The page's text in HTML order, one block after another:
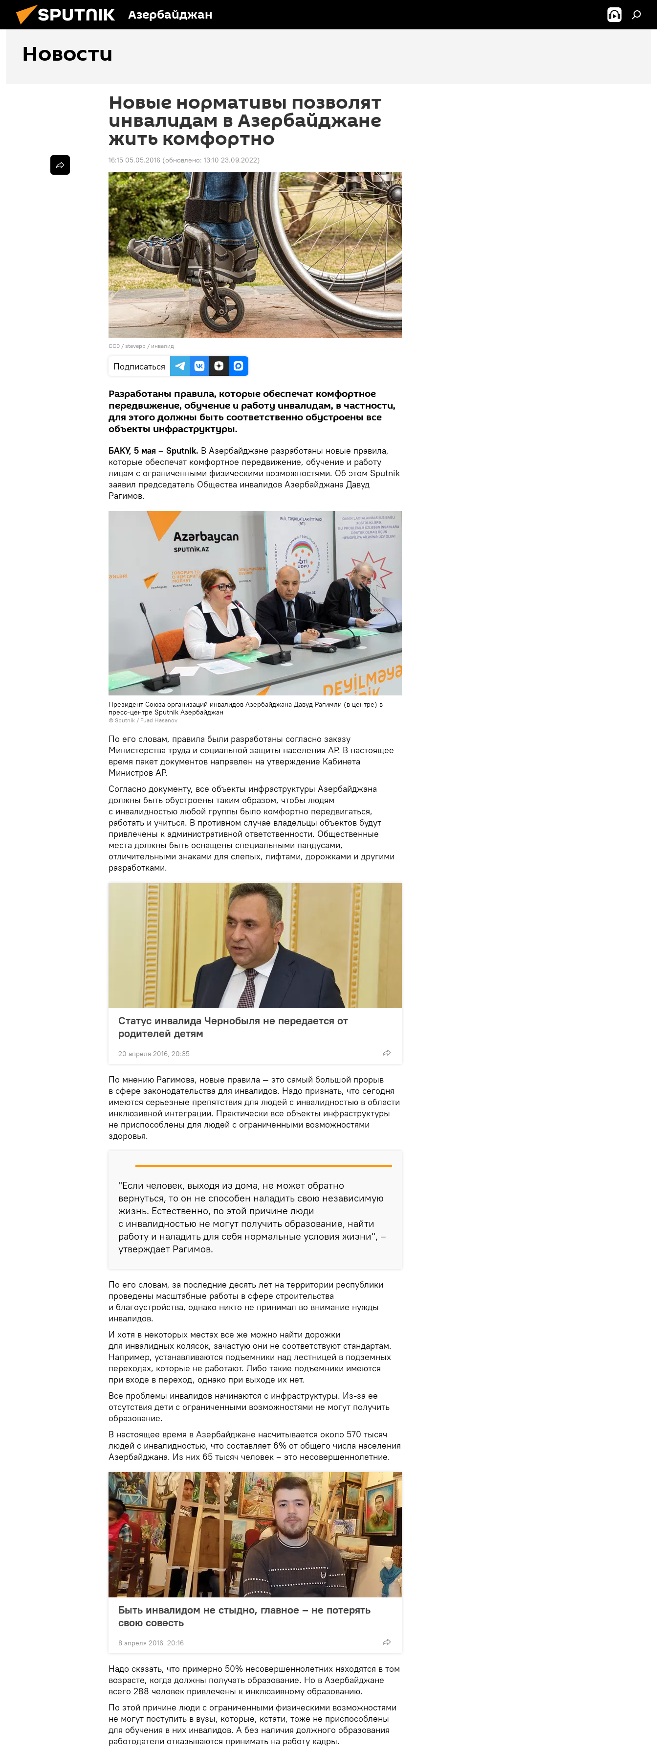
Азербайджан
Новости
Новые нормативы позволят
инвалидам в Азербайджане
жить комфортно
16:15 05.05.2016 (обновлено: 13:10 23.09.2022)
CC0 / stevepb / инвалид
Подписаться
Разработаны правила, которые обеспечат комфортное
передвижение, обучение и работу инвалидам, в частности,
для этого должны быть соответственно обустроены все
объекты инфраструктуры.
БАКУ, 5 мая – Sputnik. В Азербайджане разработаны новые правила,
которые обеспечат комфортное передвижение, обучение и работу
лицам с ограниченными физическими возможностями. Об этом Sputnik
заявил председатель Общества инвалидов Азербайджана Давуд
Рагимов.
Президент Союза организаций инвалидов Азербайджана Давуд Рагимли (в центре) в
пресс-центре Sputnik Азербайджан
© Sputnik / Fuad Hasanov
По его словам, правила были разработаны согласно заказу
Министерства труда и социальной защиты населения АР. В настоящее
время пакет документов направлен на утверждение Кабинета
Министров АР.
Согласно документу, все объекты инфраструктуры Азербайджана
должны быть обустроены таким образом, чтобы людям
с инвалидностью любой группы было комфортно передвигаться,
работать и учиться. В противном случае владельцы объектов будут
привлечены к административной ответственности. Общественные
места должны быть оснащены специальными пандусами,
отличительными знаками для слепых, лифтами, дорожками и другими
разработками.
Статус инвалида Чернобыля не передается от
родителей детям
20 апреля 2016, 20:35
По мнению Рагимова, новые правила — это самый большой прорыв
в сфере законодательства для инвалидов. Надо признать, что сегодня
имеются серьезные препятствия для людей с инвалидностью в области
инклюзивной интеграции. Практически все объекты инфраструктуры
не приспособлены для людей с ограниченными возможностями
здоровья.
"Если человек, выходя из дома, не может обратно
вернуться, то он не способен наладить свою независимую
жизнь. Естественно, по этой причине люди
с инвалидностью не могут получить образование, найти
работу и наладить для себя нормальные условия жизни", –
утверждает Рагимов.
По его словам, за последние десять лет на территории республики
проведены масштабные работы в сфере строительства
и благоустройства, однако никто не принимал во внимание нужды
инвалидов.
И хотя в некоторых местах все же можно найти дорожки
для инвалидных колясок, зачастую они не соответствуют стандартам.
Например, устанавливаются подъемники над лестницей в подземных
переходах, которые не работают. Либо такие подъемники имеются
при входе в переход, однако при выходе их нет.
Все проблемы инвалидов начинаются с инфраструктуры. Из-за ее
отсутствия дети с ограниченными возможностями не могут получить
образование.
В настоящее время в Азербайджане насчитывается около 570 тысяч
людей с инвалидностью, что составляет 6% от общего числа населения
Азербайджана. Из них 65 тысяч человек – это несовершеннолетние.
Быть инвалидом не стыдно, главное – не потерять
свою совесть
8 апреля 2016, 20:16
Надо сказать, что примерно 50% несовершеннолетних находятся в том
возрасте, когда должны получать образование. Но в Азербайджане
всего 288 человек привлечены к инклюзивному образованию.
По этой причине люди с ограниченными физическими возможностями
не могут поступить в вузы, которые, кстати, тоже не приспособлены
для обучения в них инвалидов. А без наличия должного образования
работодатели отказываются принимать на работу кадры.